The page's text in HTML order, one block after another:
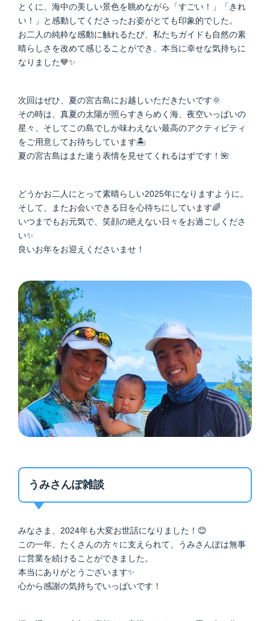
とくに、海中の美しい景色を眺めながら「すごい！」「きれ
い！」と感動してくださったお姿がとても印象的でした。
お二人の純粋な感動に触れるたび、私たちガイドも自然の素
晴らしさを改めて感じることができ、本当に幸せな気持ちに
なりました💙✨
次回はぜひ、夏の宮古島にお越しいただきたいです🌞
その時は、真夏の太陽が照らすきらめく海、夜空いっぱいの
星々、そしてこの島でしか味わえない最高のアクティビティ
をご用意してお待ちしています🏝️
夏の宮古島はまた違う表情を見せてくれるはずです！🌺
どうかお二人にとって素晴らしい2025年になりますように。
そして、またお会いできる日を心待ちにしています🌈
いつまでもお元気で、笑顔の絶えない日々をお過ごしくださ
い✨
良いお年をお迎えくださいませ！
うみさんぽ雑談
みなさま、2024年も大変お世話になりました！😊
この一年、たくさんの方々に支えられて、うみさんぽは無事
に営業を続けることができました。
本当にありがとうございます✨
心から感謝の気持ちでいっぱいです！